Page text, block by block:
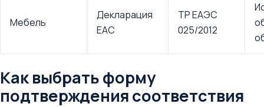
Мебель
Декларация
EAC
ТР ЕАЭС
025/2012
Как выбрать форму
подтверждения соответствия